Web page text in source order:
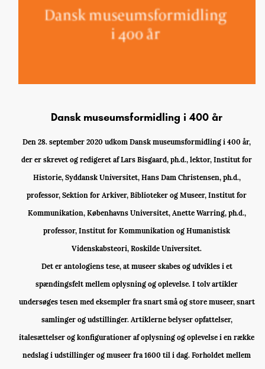
Dansk museumsformidling i 400 år
Den 28. september 2020 udkom Dansk museumsformidling i 400 år,
der er skrevet og redigeret af Lars Bisgaard, ph.d., lektor, Institut for
Historie, Syddansk Universitet, Hans Dam Christensen, ph.d.,
professor, Sektion for Arkiver, Biblioteker og Museer, Institut for
Kommunikation, Københavns Universitet, Anette Warring, ph.d.,
professor, Institut for Kommunikation og Humanistisk
Videnskabsteori, Roskilde Universitet.
Det er antologiens tese, at museer skabes og udvikles i et
spændingsfelt mellem oplysning og oplevelse. I tolv artikler
undersøges tesen med eksempler fra snart små og store museer, snart
samlinger og udstillinger. Artiklerne belyser opfattelser,
italesættelser og konfigurationer af oplysning og oplevelse i en række
nedslag i udstillinger og museer fra 1600 til i dag. Forholdet mellem